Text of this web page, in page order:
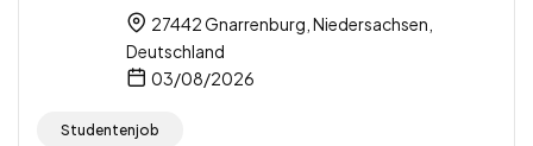
27442 Gnarrenburg, Niedersachsen,
Deutschland
03/08/2026
Studentenjob